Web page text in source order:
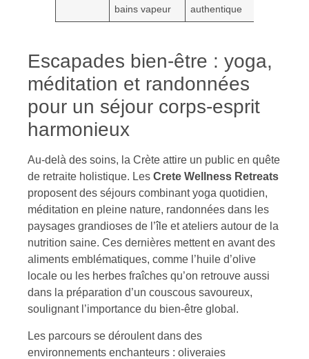
bains vapeur
authentique
Escapades bien-être : yoga,
méditation et randonnées
pour un séjour corps-esprit
harmonieux
Au-delà des soins, la Crète attire un public en quête
de retraite holistique. Les Crete Wellness Retreats
proposent des séjours combinant yoga quotidien,
méditation en pleine nature, randonnées dans les
paysages grandioses de l’île et ateliers autour de la
nutrition saine. Ces dernières mettent en avant des
aliments emblématiques, comme l’huile d’olive
locale ou les herbes fraîches qu’on retrouve aussi
dans la préparation d’un couscous savoureux,
soulignant l’importance du bien-être global.
Les parcours se déroulent dans des
environnements enchanteurs : oliveraies